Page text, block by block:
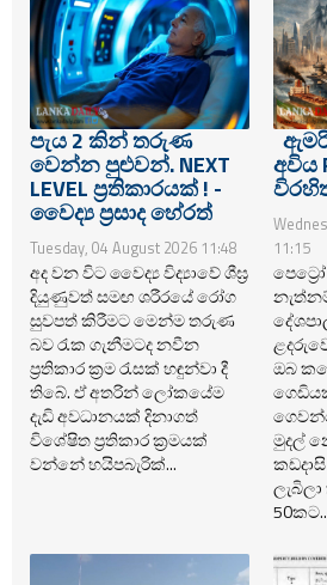
පැය 2 කින් තරුණ
වෙන්න පුළුවන්. NEXT
LEVEL ප්‍රතිකාරයක් ! -
වෛද්‍ය ප්‍රසාද හේරත්
Tuesday, 04 August 2026 11:48
අද වන විට වෛද්‍ය විද්‍යාවේ ශීඝ්‍ර
දියුණුවත් සමඟ ශරීරයේ රෝග
සුවපත් කිරීමට මෙන්ම තරුණ
බව රැක ගැනීමටද නවීන
ප්‍රතිකාර ක්‍රම රැසක් හඳුන්වා දී
තිබේ. ඒ අතරින් ලෝකයේම
දැඩි අවධානයක් දිනාගත්
විශේෂිත ප්‍රතිකාර ක්‍රමයක්
වන්නේ හයිපබැරික්...
අවිය
11:15
ඔබ
මුදල්